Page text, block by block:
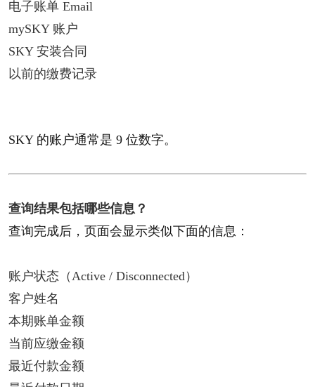
电子账单 Email
mySKY 账户
SKY 安装合同
以前的缴费记录
SKY 的账户通常是 9 位数字。
查询结果包括哪些信息？​
查询完成后，页面会显示类似下面的信息：
账户状态（Active / Disconnected）
客户姓名
本期账单金额
当前应缴金额
最近付款金额